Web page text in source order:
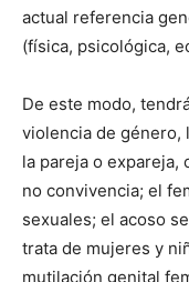
actual referencia
(física, psicológica,
De este modo,
violencia de género,
la pareja o expareja,
no convivencia; el
sexuales; el acoso
trata de mujeres y
mutilación genital